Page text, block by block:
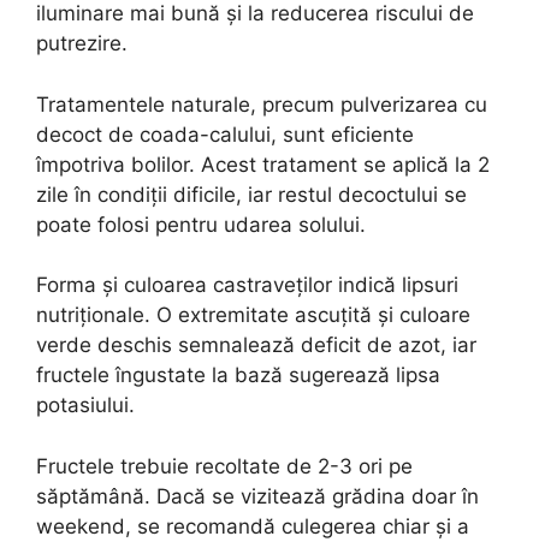
iluminare mai bună și la reducerea riscului de
putrezire.
Tratamentele naturale, precum pulverizarea cu
decoct de coada-calului, sunt eficiente
împotriva bolilor. Acest tratament se aplică la 2
zile în condiții dificile, iar restul decoctului se
poate folosi pentru udarea solului.
Forma și culoarea castraveților indică lipsuri
nutriționale. O extremitate ascuțită și culoare
verde deschis semnalează deficit de azot, iar
fructele îngustate la bază sugerează lipsa
potasiului.
Fructele trebuie recoltate de 2-3 ori pe
săptămână. Dacă se vizitează grădina doar în
weekend, se recomandă culegerea chiar și a